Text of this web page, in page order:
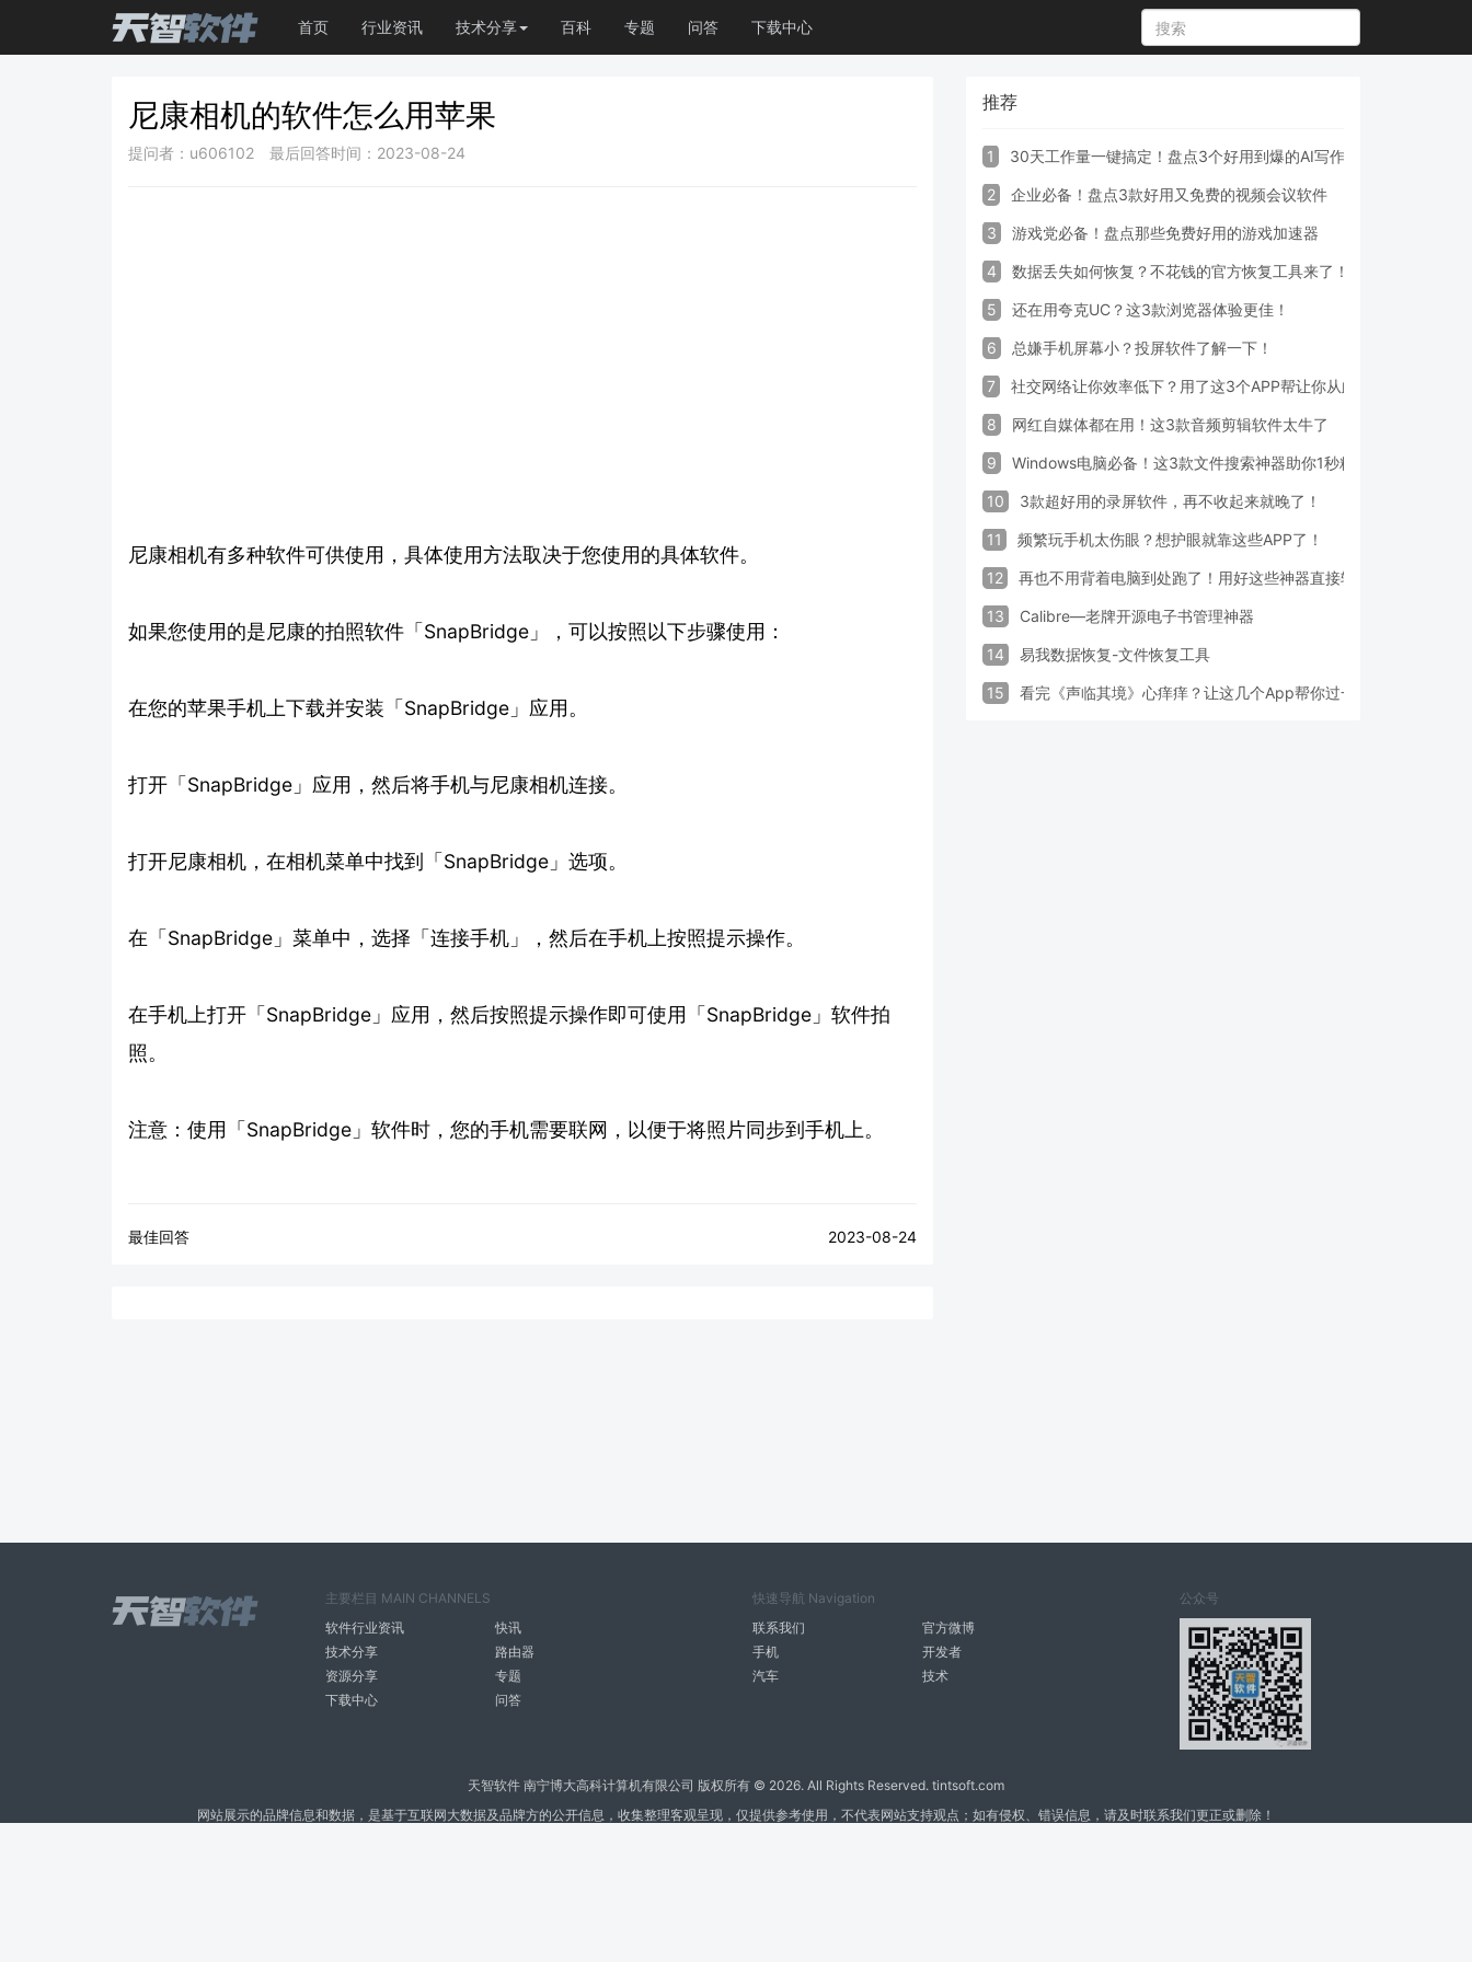
首页 行业资讯 技术分享 百科 专题 问答 下载中心
尼康相机的软件怎么用苹果
提问者：u606102 最后回答时间：2023-08-24
尼康相机有多种软件可供使用，具体使用方法取决于您使用的具体软件。
如果您使用的是尼康的拍照软件「SnapBridge」，可以按照以下步骤使用：
在您的苹果手机上下载并安装「SnapBridge」应用。
打开「SnapBridge」应用，然后将手机与尼康相机连接。
打开尼康相机，在相机菜单中找到「SnapBridge」选项。
在「SnapBridge」菜单中，选择「连接手机」，然后在手机上按照提示操作。
在手机上打开「SnapBridge」应用，然后按照提示操作即可使用「SnapBridge」软件拍
照。
注意：使用「SnapBridge」软件时，您的手机需要联网，以便于将照片同步到手机上。
最佳回答 2023-08-24
推荐
1 30天工作量一键搞定！盘点3个好用到爆的AI写作生成器工具
2 企业必备！盘点3款好用又免费的视频会议软件
3 游戏党必备！盘点那些免费好用的游戏加速器
4 数据丢失如何恢复？不花钱的官方恢复工具来了！
5 还在用夸克UC？这3款浏览器体验更佳！
6 总嫌手机屏幕小？投屏软件了解一下！
7 社交网络让你效率低下？用了这3个APP帮让你从此戒掉手机！
8 网红自媒体都在用！这3款音频剪辑软件太牛了
9 Windows电脑必备！这3款文件搜索神器助你1秒精准定位文件
10 3款超好用的录屏软件，再不收起来就晚了！
11 频繁玩手机太伤眼？想护眼就靠这些APP了！
12 再也不用背着电脑到处跑了！用好这些神器直接轻松办公
13 Calibre—老牌开源电子书管理神器
14 易我数据恢复-文件恢复工具
15 看完《声临其境》心痒痒？让这几个App帮你过一把配音瘾
主要栏目 MAIN CHANNELS
软件行业资讯
快讯
技术分享
路由器
资源分享
专题
下载中心
问答
快速导航 Navigation
联系我们
官方微博
手机
开发者
汽车
技术
公众号
天智软件 南宁博大高科计算机有限公司 版权所有 © 2026. All Rights Reserved. tintsoft.com
网站展示的品牌信息和数据，是基于互联网大数据及品牌方的公开信息，收集整理客观呈现，仅提供参考使用，不代表网站支持观点；如有侵权、错误信息，请及时联系我们更正或删除！